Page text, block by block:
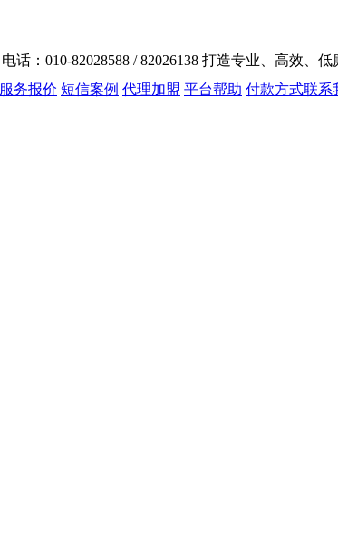
电话：010-82028588 / 82026138 打造专业、高效、低
服务报价 短信案例 代理加盟 平台帮助 付款方式联系